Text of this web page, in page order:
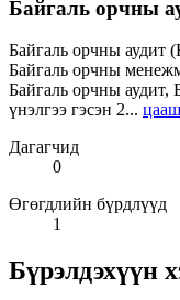
Байгаль орчны
Байгаль орчны
Байгаль орчны
Байгаль орчны аудит,
үнэлгээ гэсэн 2...
Дагагчид
0
Өгөгдлийн бүрдлүүд
1
Бүрэлдэхүүн